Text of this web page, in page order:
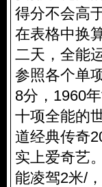
得分不会高
在表格中换
二天，全能
参照各个单
8分，1960
十项全能的
道经典传奇
实上爱奇艺
能凌驾2米/